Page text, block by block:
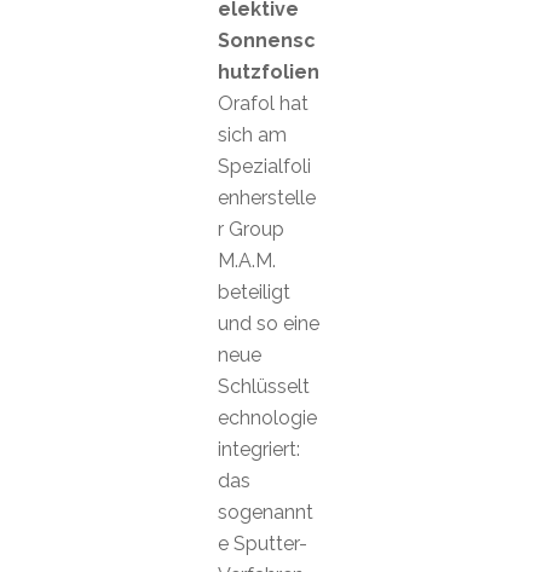
elektive
Sonnensc
hutzfolien
Orafol hat
sich am
Spezialfoli
enherstelle
r Group
M.A.M.
beteiligt
und so eine
neue
Schlüsselt
echnologie
integriert:
das
sogenannt
e Sputter-